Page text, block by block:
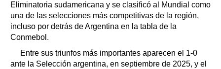
Eliminatoria sudamericana y se clasificó al Mundial como
una de las selecciones más competitivas de la región,
incluso por detrás de Argentina en la tabla de la
Conmebol.
Entre sus triunfos más importantes aparecen el 1-0
ante la Selección argentina, en septiembre de 2025, y el